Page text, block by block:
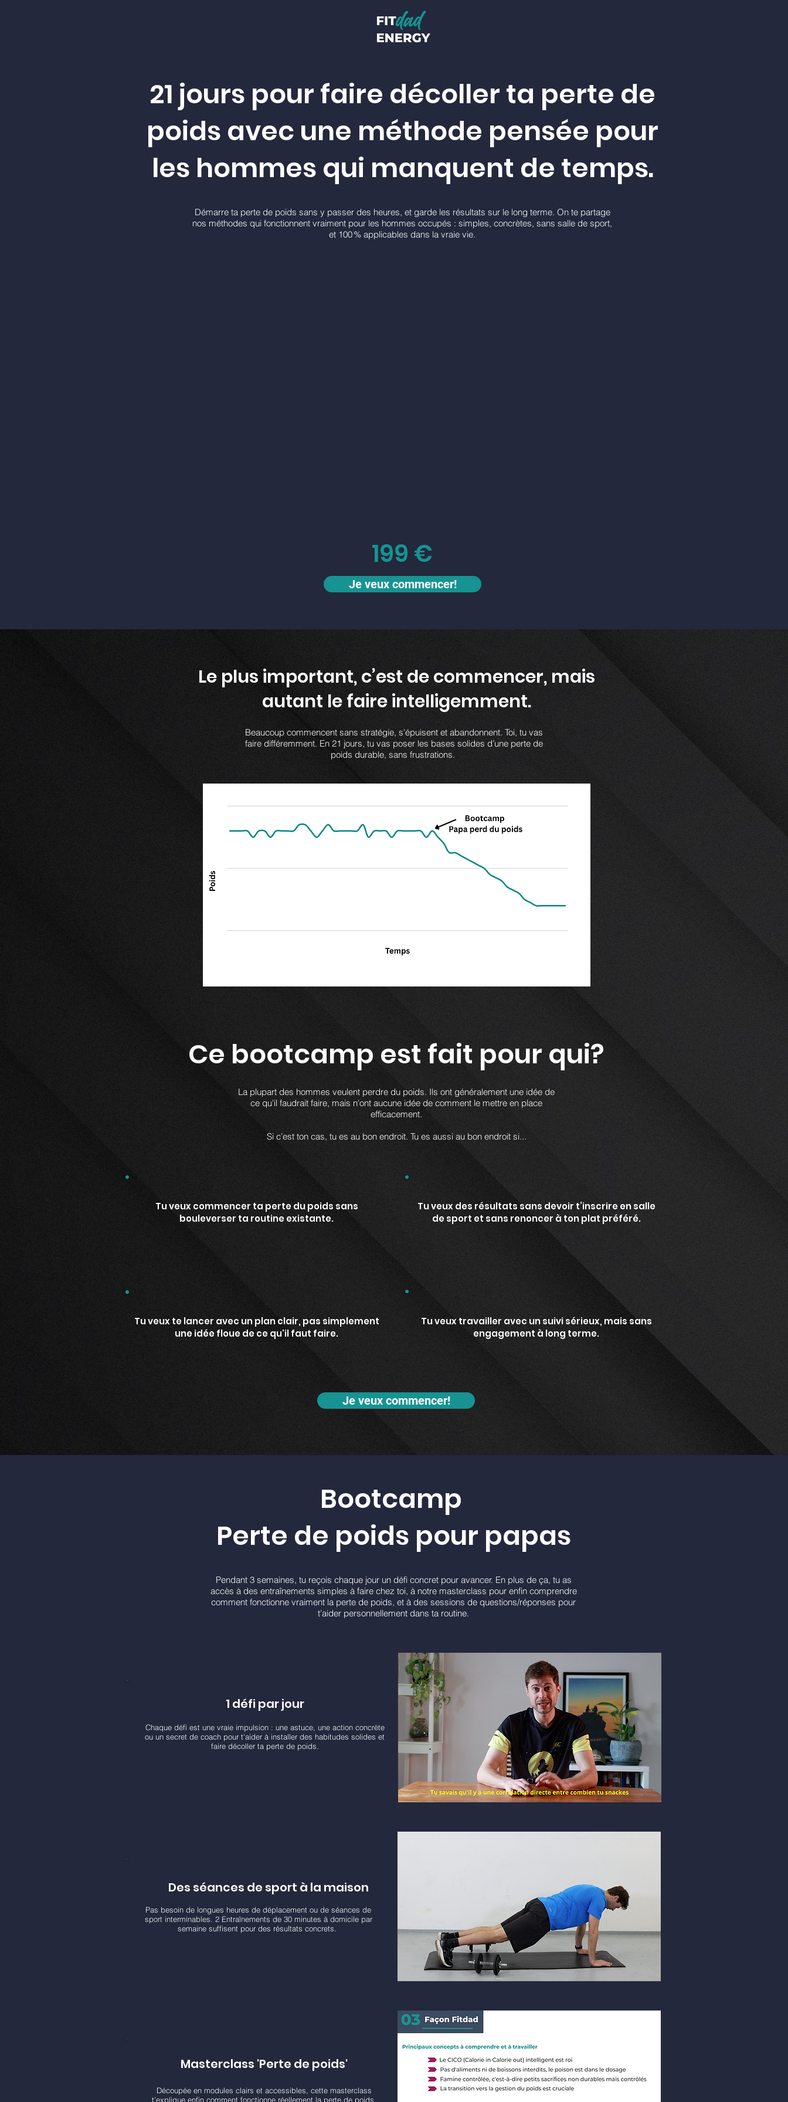
21 jours pour faire décoller ta perte de
poids avec une méthode pensée pour
les hommes qui manquent de temps.
Démarre ta perte de poids sans y passer des heures, et garde les résultats sur le long terme. On te partage
nos méthodes qui fonctionnent vraiment pour les hommes occupés : simples, concrètes, sans salle de sport,
et 100 % applicables dans la vraie vie.
199 €
Je veux commencer!
Le plus important, c’est de commencer, mais
autant le faire intelligemment.
Beaucoup commencent sans stratégie, s’épuisent et abandonnent. Toi, tu vas
faire différemment. En 21 jours, tu vas poser les bases solides d’une perte de
poids durable, sans frustrations.
Ce bootcamp est fait pour qui?
La plupart des hommes veulent perdre du poids. Ils ont généralement une idée de
ce qu'il faudrait faire, mais n'ont aucune idée de comment le mettre en place
efficacement.
Si c’est ton cas, tu es au bon endroit. Tu es aussi au bon endroit si...
Tu veux commencer ta perte du poids sans
bouleverser ta routine existante.
Tu veux des résultats sans devoir t’inscrire en salle
de sport et sans renoncer à ton plat préféré.
Tu veux te lancer avec un plan clair, pas simplement
une idée floue de ce qu'il faut faire.
Tu veux travailler avec un suivi sérieux, mais sans
engagement à long terme.
Je veux commencer!
Bootcamp
Perte de poids pour papas
Pendant 3 semaines, tu reçois chaque jour un défi concret pour avancer. En plus de ça, tu as
accès à des entraînements simples à faire chez toi, à notre masterclass pour enfin comprendre
comment fonctionne vraiment la perte de poids, et à des sessions de questions/réponses pour
t’aider personnellement dans ta routine.
1 défi par jour
Chaque défi est une vraie impulsion : une astuce, une action concrète
ou un secret de coach pour t'aider à installer des habitudes solides et
faire décoller ta perte de poids.
Des séances de sport à la maison
Pas besoin de longues heures de déplacement ou de séances de
sport interminables. 2 Entraînements de 30 minutes à domicile par
semaine suffisent pour des résultats concrets.
Masterclass 'Perte de poids'
Découpée en modules clairs et accessibles, cette masterclass
t’explique enfin comment fonctionne réellement la perte de poids,